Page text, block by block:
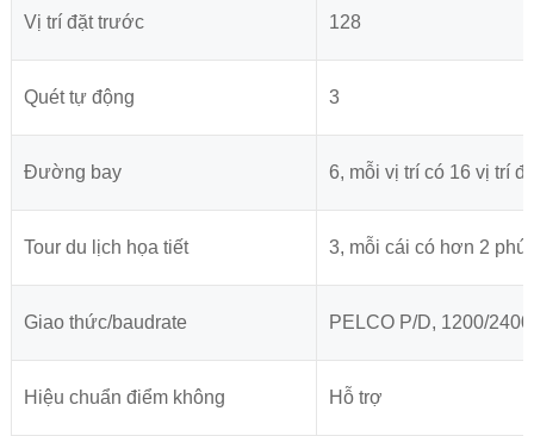
Vị trí đặt trước 128
Quét tự động 3
Đường bay 6, mỗi vị trí có 16 vị trí
Tour du lịch họa tiết 3, mỗi cái có hơn 2 phút
Giao thức/baudrate PELCO P/D, 1200/
Hiệu chuẩn điểm không Hỗ trợ